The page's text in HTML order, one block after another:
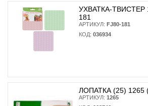
УХВАТКА-ТВИСТЕР
181
АРТИКУЛ: FJ80-181
КОД: 036934
ЛОПАТКА (25) 1265
АРТИКУЛ: 1265